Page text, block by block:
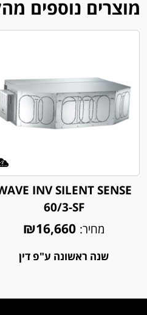
מוצרים נוספים
INV SILENT SENSE
60/3-SF
מחיר: ₪16,660
שנה ראשונה ע"פ דין